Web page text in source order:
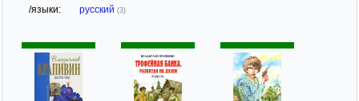
/языки: русский (3)